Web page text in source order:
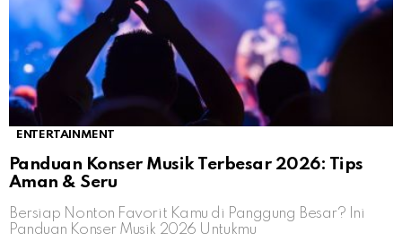
ENTERTAINMENT
Panduan Konser Musik Terbesar 2026: Tips
Aman & Seru
Bersiap Nonton Favorit Kamu di Panggung Besar? Ini
Panduan Konser Musik 2026 Untukmu